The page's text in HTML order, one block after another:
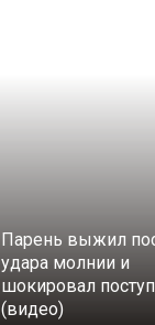
Парень выжил
удара молнии и
шокировал
(видео)